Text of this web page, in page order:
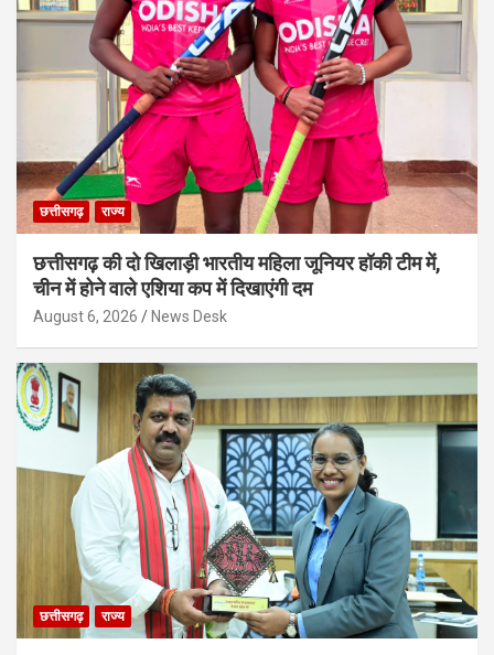
छत्तीसगढ़ राज्य
छत्तीसगढ़ की दो खिलाड़ी भारतीय महिला जूनियर हॉकी टीम में,
चीन में होने वाले एशिया कप में दिखाएंगी दम
August 6, 2026 News Desk
छत्तीसगढ़ राज्य